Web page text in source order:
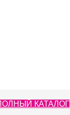
КАТАЛОГ